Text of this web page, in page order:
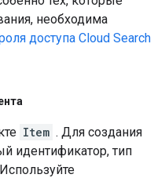
необходима
доступа Cloud Search
Item . Для создания
идентификатор, тип